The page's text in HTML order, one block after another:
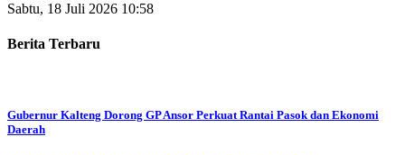
Sabtu, 18 Juli 2026 10:58
Berita Terbaru
Gubernur Kalteng Dorong GP Ansor Perkuat Rantai Pasok dan Ekonomi
Daerah